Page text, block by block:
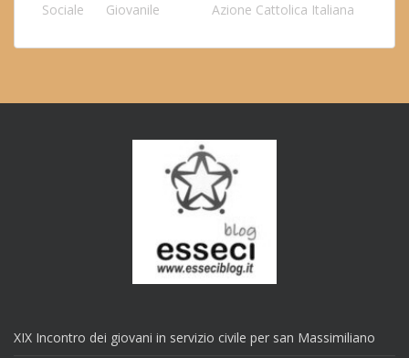
Sociale
Giovanile
Azione Cattolica Italiana
XIX Incontro dei giovani in servizio civile per san Massimiliano